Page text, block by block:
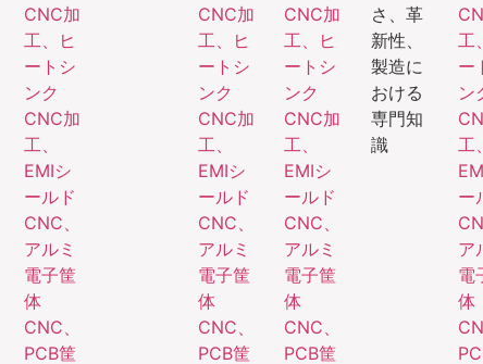
さ、革
新性、
製造に
おける
専門知
識